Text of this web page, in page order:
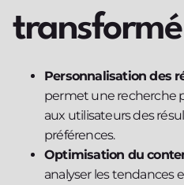
transformé
Personnalisation des
permet une recherche
aux utilisateurs des
préférences.
Optimisation du
analyser les tendances